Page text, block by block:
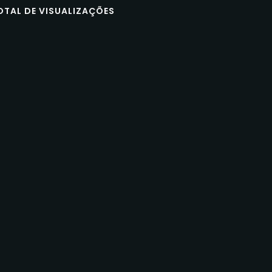
DE VISUALIZAÇÕES